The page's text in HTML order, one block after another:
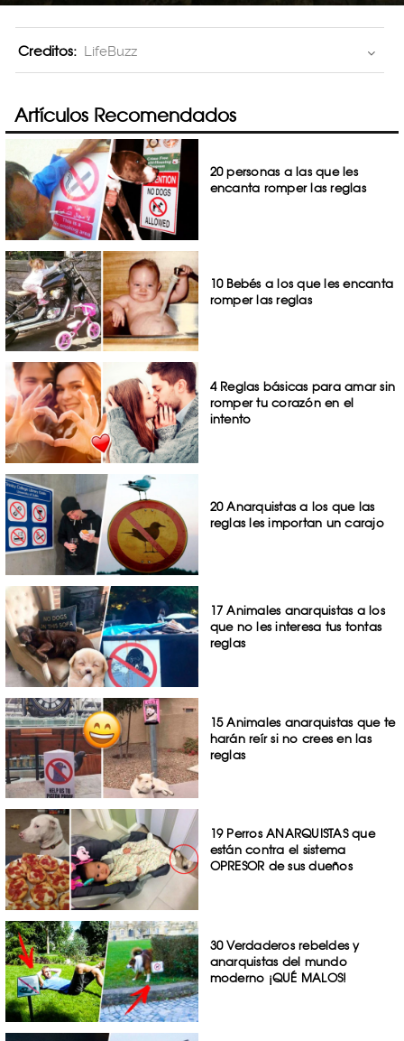
Creditos: LifeBuzz
Artículos Recomendados
20 personas a las que les
encanta romper las reglas
10 Bebés a los que les encanta
romper las reglas
4 Reglas básicas para amar sin
romper tu corazón en el
intento
20 Anarquistas a los que las
reglas les importan un carajo
17 Animales anarquistas a los
que no les interesa tus tontas
reglas
15 Animales anarquistas que te
harán reír si no crees en las
reglas
19 Perros ANARQUISTAS que
están contra el sistema
OPRESOR de sus dueños
30 Verdaderos rebeldes y
anarquistas del mundo
moderno ¡QUÉ MALOS!